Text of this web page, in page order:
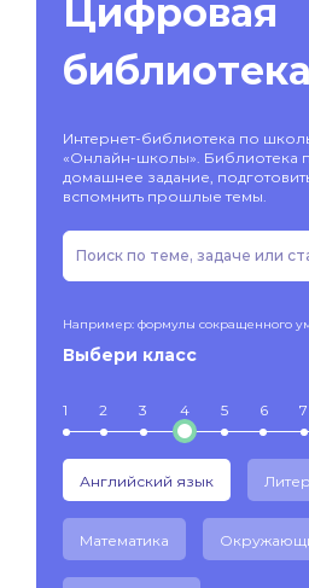
Цифровая
библиотека
Интернет-библиотека по
«Онлайн-школы». Библиотека
домашнее задание,
вспомнить прошлые темы.
Например: формулы сокращенного
Выбери класс
1 2 3 4 5 6 7
Английский язык
Математика